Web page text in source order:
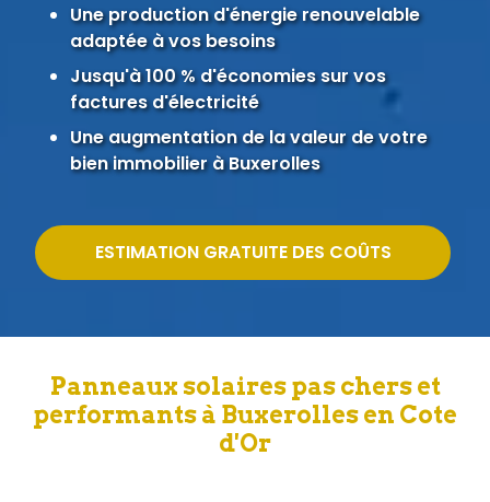
Une production d'énergie renouvelable
adaptée à vos besoins
Jusqu'à 100 % d'économies sur vos
factures d'électricité
Une augmentation de la valeur de votre
bien immobilier à Buxerolles
ESTIMATION GRATUITE DES COÛTS
Panneaux solaires pas chers et
performants à Buxerolles en Cote
d'Or